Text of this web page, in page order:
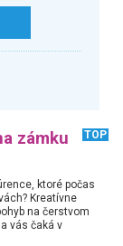
zámku
TOP
ktoré počas
Kreatívne
na čerstvom
vás čaká v